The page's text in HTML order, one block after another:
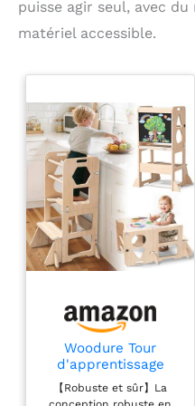
puisse agir seul, avec
matériel accessible.
Woodure Tour
d'apprentissage
Montessori 4 en 1,
Tour d Observation
【Robuste et sûr】La